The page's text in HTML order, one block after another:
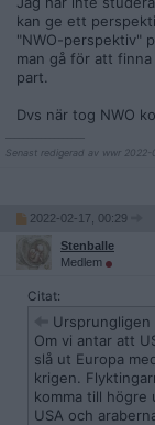
kan ge ett
"NWO-perspektiv"
man gå för att
part.
Dvs när tog NWO
Senast redigerad av wwr 2022-
2022-02-17, 00:29
Stenballe
Medlem
Citat:
Om vi antar att
slå ut Europa
krigen.
komma till högre
USA och